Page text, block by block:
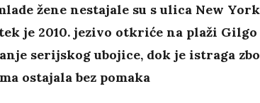
žene nestajale su s ulica New
je 2010. jezivo otkriće na plaži Gilgo
serijskog ubojice, dok je istraga
ostajala bez pomaka